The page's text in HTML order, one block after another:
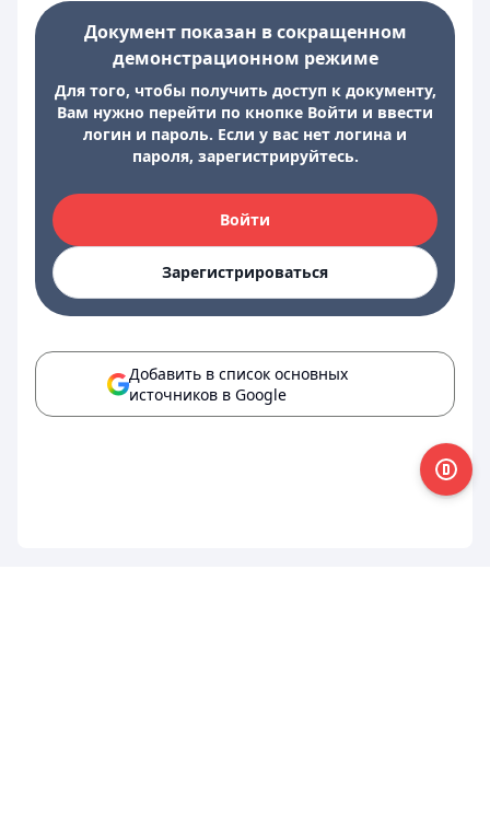
Документ показан в сокращенном
демонстрационном режиме
Для того, чтобы получить доступ к документу,
Вам нужно перейти по кнопке Войти и ввести
логин и пароль. Если у вас нет логина и
пароля, зарегистрируйтесь.
Войти
Зарегистрироваться
Добавить в список основных
источников в Google